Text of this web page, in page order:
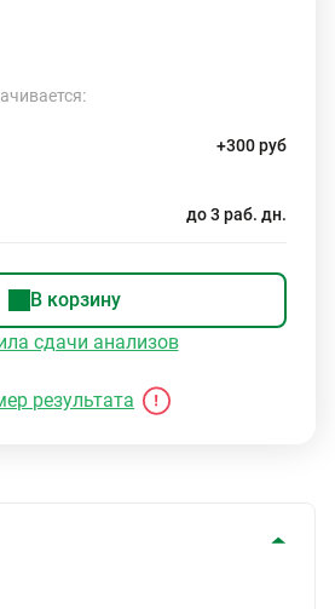
+300 руб
до 3 раб. дн.
В корзину
сдачи анализов
результата